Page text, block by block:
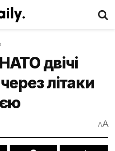
двічі
літаки
AA